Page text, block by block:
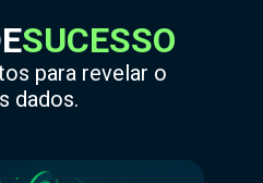
SUCESSO
para revelar o
dados.